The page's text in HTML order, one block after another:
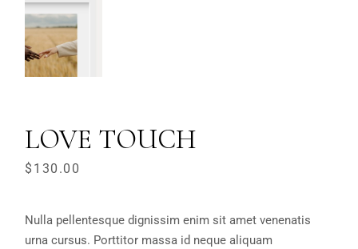
LOVE TOUCH
$ 130.00
Nulla pellentesque dignissim enim sit amet venenatis
urna cursus. Porttitor massa id neque aliquam